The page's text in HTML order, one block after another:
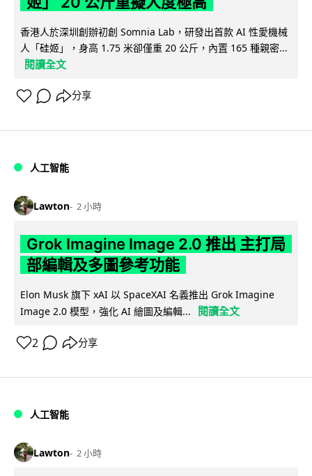
香港人於深圳創辦初創 Somnia Lab，研發出首款 AI 性愛機械
人「硅姬」，身高 1.75 米卻僅重 20 公斤，內置 165 種親密...
閱讀全文
分享
人工智能
Lawton 2 小時
Grok Imagine Image 2.0 推出 主打局
部編輯及多圖參考功能
Elon Musk 旗下 xAI 以 SpaceXAI 名義推出 Grok Imagine
Image 2.0 模型，強化 AI 繪圖及編輯...
閱讀全文
2 分享
人工智能
Lawton 2 小時